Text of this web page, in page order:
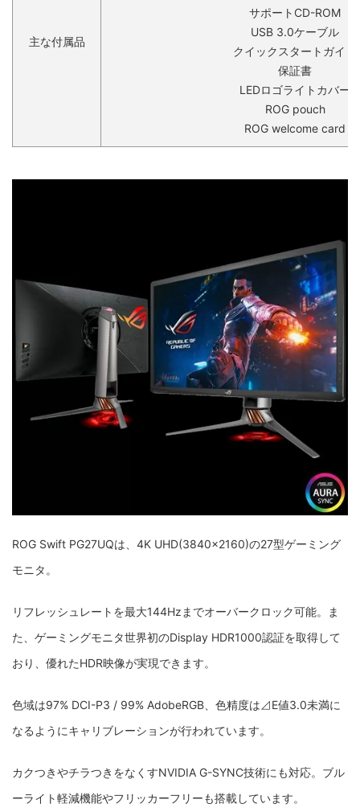
主な付属品
サポートCD-ROM
USB 3.0ケーブル
クイックスタートガイド
保証書
LEDロゴライトカバー
ROG pouch
ROG welcome card
ROG Swift PG27UQは、4K UHD(3840×2160)の27型ゲーミング
モニタ。
リフレッシュレートを最大144Hzまでオーバークロック可能。ま
た、ゲーミングモニタ世界初のDisplay HDR1000認証を取得して
おり、優れたHDR映像が実現できます。
色域は97% DCI-P3 / 99% AdobeRGB、色精度は⊿E値3.0未満に
なるようにキャリブレーションが行われています。
カクつきやチラつきをなくすNVIDIA G-SYNC技術にも対応。ブル
ーライト軽減機能やフリッカーフリーも搭載しています。